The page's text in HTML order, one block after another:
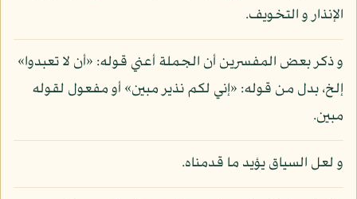
الإنذار و التخويف.
و ذكر بعض المفسرين أن الجملة أعني قوله: «أن لا تعبدوا»
إلخ، بدل من قوله: «إني لكم نذير مبين» أو مفعول لقوله
مبين.
و لعل السياق يؤيد ما قدمناه.